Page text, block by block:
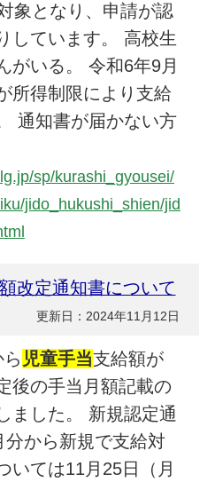
象となり、申請が認
しています。 高校生
がいる。 令和6年9月
所得制限により支給
通知書が届かない方
sp/kurashi_gyousei/
jido_hukushi_shien/jid
改定通知書について
更新日：2024年11月12日
児童手当支給額が
後の手当月額記載の
ました。 新規認定通
から新規で支給対
いては11月25日（月